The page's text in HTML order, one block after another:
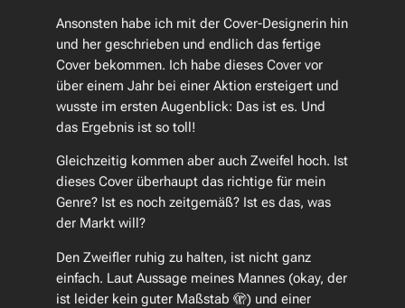
Ansonsten habe ich mit der Cover-Designerin hin
und her geschrieben und endlich das fertige
Cover bekommen. Ich habe dieses Cover vor
über einem Jahr bei einer Aktion ersteigert und
wusste im ersten Augenblick: Das ist es. Und
das Ergebnis ist so toll!
Gleichzeitig kommen aber auch Zweifel hoch. Ist
dieses Cover überhaupt das richtige für mein
Genre? Ist es noch zeitgemäß? Ist es das, was
der Markt will?
Den Zweifler ruhig zu halten, ist nicht ganz
einfach. Laut Aussage meines Mannes (okay, der
ist leider kein guter Maßstab 🫣) und einer